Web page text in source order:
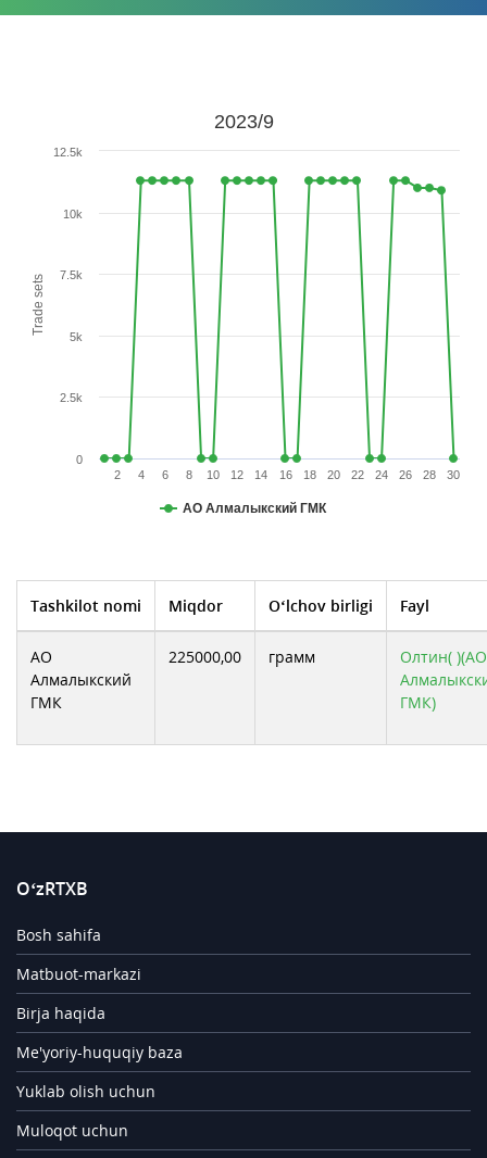
Trade sets
2023/9
АО Алмалыкский ГМК
2 4 6 8 10 12 14 16 18 20 22 24 26 28 30
0
2.5k
5k
7.5k
10k
12.5k
Tashkilot nomi Miqdor O‘lchov birligi Fayl
АО
Алмалыкский
ГМК
225000,00 грамм
Олтин( )(АО
ГМК)
O‘zRTXB
Bosh sahifa
Matbuot-markazi
Birja haqida
Me'yoriy-huquqiy baza
Yuklab olish uchun
Muloqot uchun